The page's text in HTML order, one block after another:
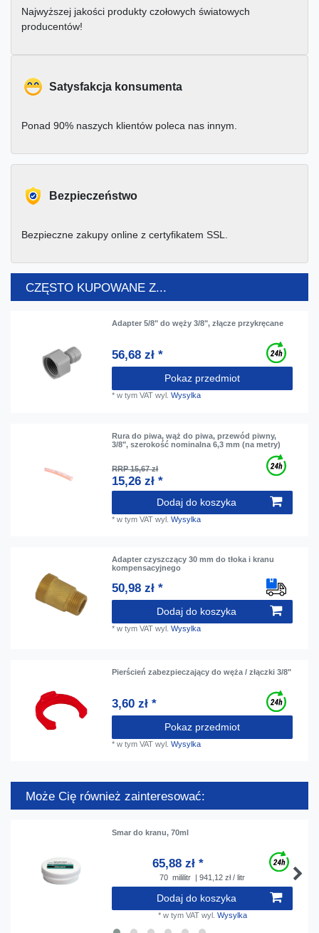
Najwyższej jakości produkty czołowych światowych
producentów!
Satysfakcja konsumenta
Ponad 90% naszych klientów poleca nas innym.
Bezpieczeństwo
Bezpieczne zakupy online z certyfikatem SSL.
CZĘSTO KUPOWANE Z...
Adapter 5/8" do węży 3/8", złącze przykręcane
56,68 zł *
Pokaz przedmiot
*w tym VAT wyl.Wysylka
Rura do piwa, wąż do piwa, przewód piwny,
3/8", szerokość nominalna 6,3 mm (na metry)
RRP 15,67 zł
15,26 zł *
Dodaj do koszyka
*w tym VAT wyl.Wysylka
Adapter czyszczący 30 mm do tłoka i kranu
kompensacyjnego
50,98 zł *
Dodaj do koszyka
*w tym VAT wyl.Wysylka
Pierścień zabezpieczający do węża / złączki 3/8"
3,60 zł *
Pokaz przedmiot
*w tym VAT wyl.Wysylka
Może Cię również zainteresować:
Smar do kranu, 70ml
65,88 zł *
70 mililitr | 941,12 zł / litr
Dodaj do koszyka
* w tym VATwyl. Wysylka